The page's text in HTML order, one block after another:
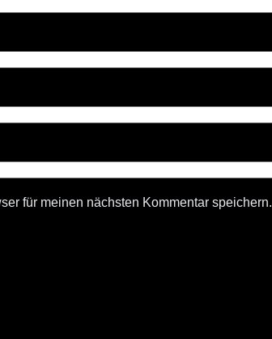
für meinen nächsten Kommentar speichern.